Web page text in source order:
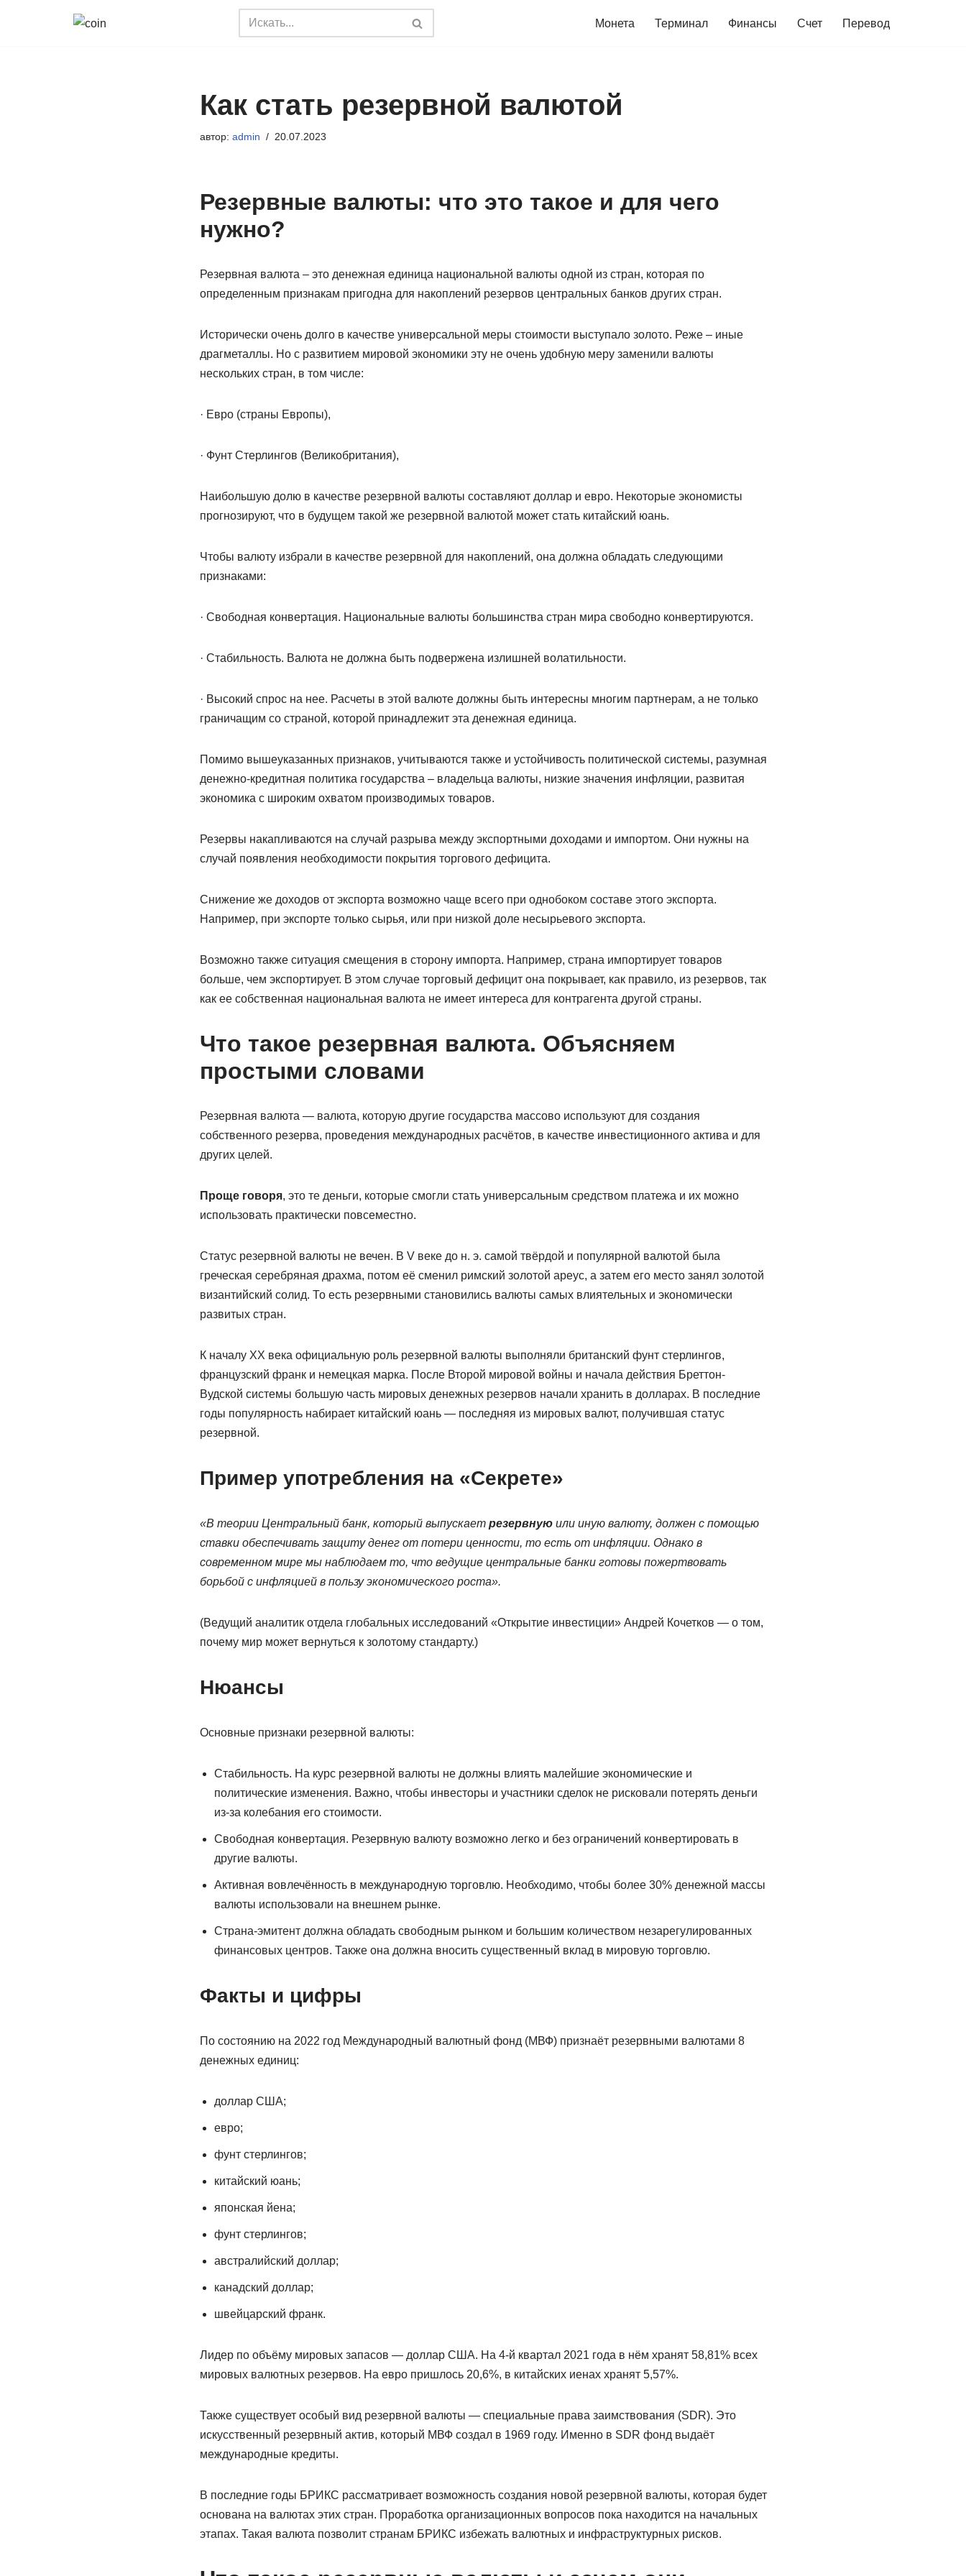
Монета Терминал Финансы Счет Перевод
Как стать резервной валютой
автор: admin 20.07.2023
Резервные валюты: что это такое и для чего
нужно?
Резервная валюта – это денежная единица национальной валюты одной из стран, которая по
определенным признакам пригодна для накоплений резервов центральных банков других стран.
Исторически очень долго в качестве универсальной меры стоимости выступало золото. Реже – иные
драгметаллы. Но с развитием мировой экономики эту не очень удобную меру заменили валюты
нескольких стран, в том числе:
· Евро (страны Европы),
· Фунт Стерлингов (Великобритания),
Наибольшую долю в качестве резервной валюты составляют доллар и евро. Некоторые экономисты
прогнозируют, что в будущем такой же резервной валютой может стать китайский юань.
Чтобы валюту избрали в качестве резервной для накоплений, она должна обладать следующими
признаками:
· Свободная конвертация. Национальные валюты большинства стран мира свободно конвертируются.
· Стабильность. Валюта не должна быть подвержена излишней волатильности.
· Высокий спрос на нее. Расчеты в этой валюте должны быть интересны многим партнерам, а не только
граничащим со страной, которой принадлежит эта денежная единица.
Помимо вышеуказанных признаков, учитываются также и устойчивость политической системы, разумная
денежно-кредитная политика государства – владельца валюты, низкие значения инфляции, развитая
экономика с широким охватом производимых товаров.
Резервы накапливаются на случай разрыва между экспортными доходами и импортом. Они нужны на
случай появления необходимости покрытия торгового дефицита.
Снижение же доходов от экспорта возможно чаще всего при однобоком составе этого экспорта.
Например, при экспорте только сырья, или при низкой доле несырьевого экспорта.
Возможно также ситуация смещения в сторону импорта. Например, страна импортирует товаров
больше, чем экспортирует. В этом случае торговый дефицит она покрывает, как правило, из резервов, так
как ее собственная национальная валюта не имеет интереса для контрагента другой страны.
Что такое резервная валюта. Объясняем
простыми словами
Резервная валюта — валюта, которую другие государства массово используют для создания
собственного резерва, проведения международных расчётов, в качестве инвестиционного актива и для
других целей.
Проще говоря, это те деньги, которые смогли стать универсальным средством платежа и их можно
использовать практически повсеместно.
Статус резервной валюты не вечен. В V веке до н. э. самой твёрдой и популярной валютой была
греческая серебряная драхма, потом её сменил римский золотой ареус, а затем его место занял золотой
византийский солид. То есть резервными становились валюты самых влиятельных и экономически
развитых стран.
К началу XX века официальную роль резервной валюты выполняли британский фунт стерлингов,
французский франк и немецкая марка. После Второй мировой войны и начала действия Бреттон-
Вудской системы большую часть мировых денежных резервов начали хранить в долларах. В последние
годы популярность набирает китайский юань — последняя из мировых валют, получившая статус
резервной.
Пример употребления на «Секрете»
«В теории Центральный банк, который выпускает резервнуюили иную валюту, должен с помощью
ставки обеспечивать защиту денег от потери ценности, то есть от инфляции. Однако в
современном мире мы наблюдаем то, что ведущие центральные банки готовы пожертвовать
борьбой с инфляцией в пользу экономического роста».
(Ведущий аналитик отдела глобальных исследований «Открытие инвестиции» Андрей Кочетков — о том,
почему мир может вернуться к золотому стандарту.)
Нюансы
Основные признаки резервной валюты:
Стабильность. На курс резервной валюты не должны влиять малейшие экономические и
политические изменения. Важно, чтобы инвесторы и участники сделок не рисковали потерять деньги
из-за колебания его стоимости.
Свободная конвертация. Резервную валюту возможно легко и без ограничений конвертировать в
другие валюты.
Активная вовлечённость в международную торговлю. Необходимо, чтобы более 30% денежной массы
валюты использовали на внешнем рынке.
Страна-эмитент должна обладать свободным рынком и большим количеством незарегулированных
финансовых центров. Также она должна вносить существенный вклад в мировую торговлю.
Факты и цифры
По состоянию на 2022 год Международный валютный фонд (МВФ) признаёт резервными валютами 8
денежных единиц:
доллар США;
евро;
фунт стерлингов;
китайский юань;
японская йена;
фунт стерлингов;
австралийский доллар;
канадский доллар;
швейцарский франк.
Лидер по объёму мировых запасов — доллар США. На 4-й квартал 2021 года в нём хранят 58,81% всех
мировых валютных резервов. На евро пришлось 20,6%, в китайских иенах хранят 5,57%.
Также существует особый вид резервной валюты — специальные права заимствования (SDR). Это
искусственный резервный актив, который МВФ создал в 1969 году. Именно в SDR фонд выдаёт
международные кредиты.
В последние годы БРИКС рассматривает возможность создания новой резервной валюты, которая будет
основана на валютах этих стран. Проработка организационных вопросов пока находится на начальных
этапах. Такая валюта позволит странам БРИКС избежать валютных и инфраструктурных рисков.